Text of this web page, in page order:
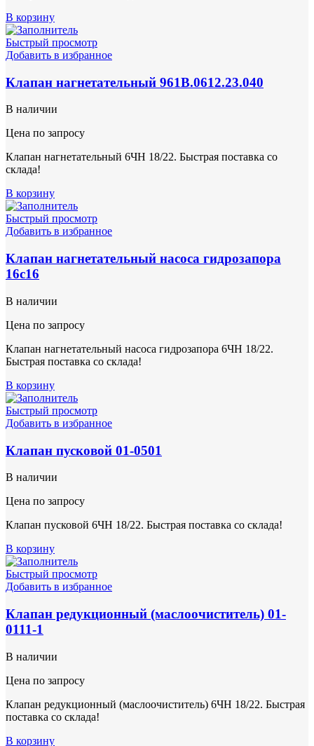
В корзину
Быстрый просмотр
Добавить в избранное
Клапан нагнетательный 961В.0612.23.040
В наличии
Цена по запросу
Клапан нагнетательный 6ЧН 18/22. Быстрая поставка со
склада!
В корзину
Быстрый просмотр
Добавить в избранное
Клапан нагнетательный насоса гидрозапора
16с16
В наличии
Цена по запросу
Клапан нагнетательный насоса гидрозапора 6ЧН 18/22.
Быстрая поставка со склада!
В корзину
Быстрый просмотр
Добавить в избранное
Клапан пусковой 01-0501
В наличии
Цена по запросу
Клапан пусковой 6ЧН 18/22. Быстрая поставка со склада!
В корзину
Быстрый просмотр
Добавить в избранное
Клапан редукционный (маслоочиститель) 01-
0111-1
В наличии
Цена по запросу
Клапан редукционный (маслоочиститель) 6ЧН 18/22. Быстрая
поставка со склада!
В корзину